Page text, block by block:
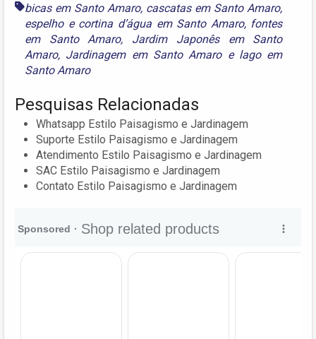
bicas em Santo Amaro, cascatas em Santo Amaro,
espelho e cortina d’água em Santo Amaro, fontes
em Santo Amaro, Jardim Japonês em Santo
Amaro, Jardinagem em Santo Amaroe lago em
Santo Amaro
Pesquisas Relacionadas
Whatsapp Estilo Paisagismo e Jardinagem
Suporte Estilo Paisagismo e Jardinagem
Atendimento Estilo Paisagismo e Jardinagem
SAC Estilo Paisagismo e Jardinagem
Contato Estilo Paisagismo e Jardinagem